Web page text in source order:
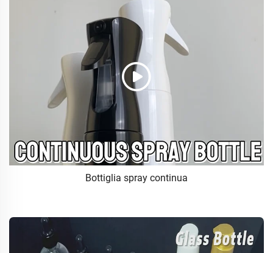
Bottiglia spray continua